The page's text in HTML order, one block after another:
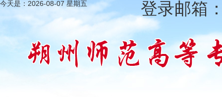
今天是： 2026-08-07 星期五 登录邮箱